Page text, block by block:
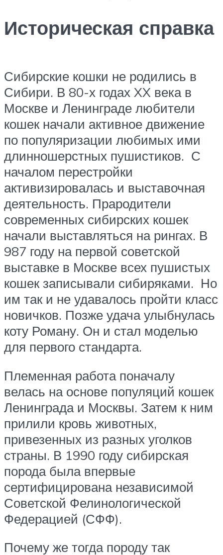
Историческая справка
Сибирские кошки не родились в
Сибири. В 80-х годах XX века в
Москве и Ленинграде любители
кошек начали активное движение
по популяризации любимых ими
длинношерстных пушистиков. С
началом перестройки
активизировалась и выставочная
деятельность. Прародители
современных сибирских кошек
начали выставляться на рингах. В
987 году на первой советской
выставке в Москве всех пушистых
кошек записывали сибиряками. Но
им так и не удавалось пройти класс
новичков. Позже удача улыбнулась
коту Роману. Он и стал моделью
для первого стандарта.
Племенная работа поначалу
велась на основе популяций кошек
Ленинграда и Москвы. Затем к ним
прилили кровь животных,
привезенных из разных уголков
страны. В 1990 году сибирская
порода была впервые
сертифицирована независимой
Советской Фелинологической
Федерацией (СФФ).
Почему же тогда породу так